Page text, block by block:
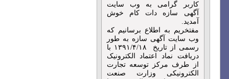
کاربر گرامی به وب سایت
آگهی سازه دات کام خوش
آمدید.
مفتخریم به اطلاع برسانیم که
وب سایت آگهی سازه به طور
رسمی از تاریخ ۱۳۹۱/۴/۱۸ با
دریافت نماد اعتماد الکترونیک
از طرف مرکز توسعه تجارت
الکترونیکی وزارت صنعت